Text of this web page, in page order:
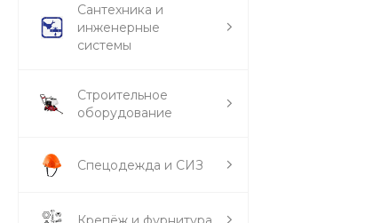
Сантехника и
инженерные
системы
Строительное
оборудование
Спецодежда и СИЗ